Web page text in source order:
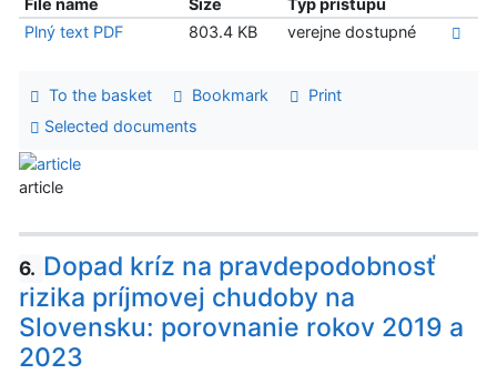
File name Size
Typ prístupu
Plný text PDF
803.4 KB verejne dostupné
To the basket Bookmark
Print
Selected documents
article
6. Dopad kríz na pravdepodobnosť
rizika príjmovej chudoby na
Slovensku: porovnanie rokov 2019 a
2023